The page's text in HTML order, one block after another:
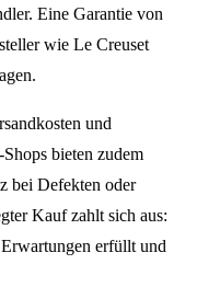
Eine Garantie von
wie Le Creuset
und
bieten zudem
bei Defekten oder
Kauf zahlt sich aus:
erfüllt und